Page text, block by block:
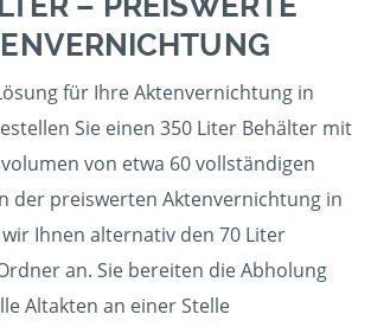
für Ihre Aktenvernichtung in
Sie einen 350 Liter Behälter mit
von etwa 60 vollständigen
der preiswerten Aktenvernichtung in
Ihnen alternativ den 70 Liter
an. Sie bereiten die Abholung
Altakten an einer Stelle